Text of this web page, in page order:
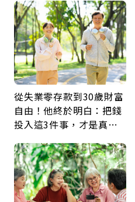
從失業零存款到30歲財富
自由！他終於明白：把錢
投入這3件事，才是真正